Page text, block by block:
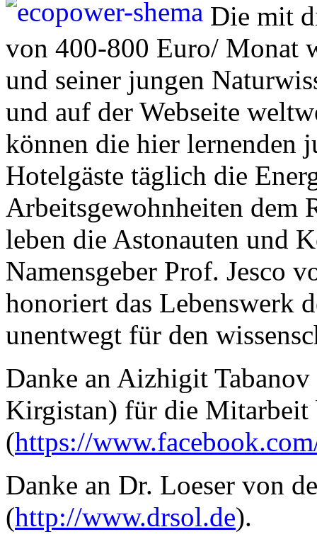
Die mit
von 400-800 Euro/ Monat
und seiner jungen
und auf der Webseite
können die hier lernenden
Hotelgäste täglich die
Arbeitsgewohnheiten dem
leben die Astonauten und
Namensgeber Prof. Jesco
honoriert das Lebenswerk
unentwegt für den
Danke an Aizhigit
Kirgistan) für die Mitarbeit
(https://
Danke an Dr. Loeser von
(http://www.drsol.de).